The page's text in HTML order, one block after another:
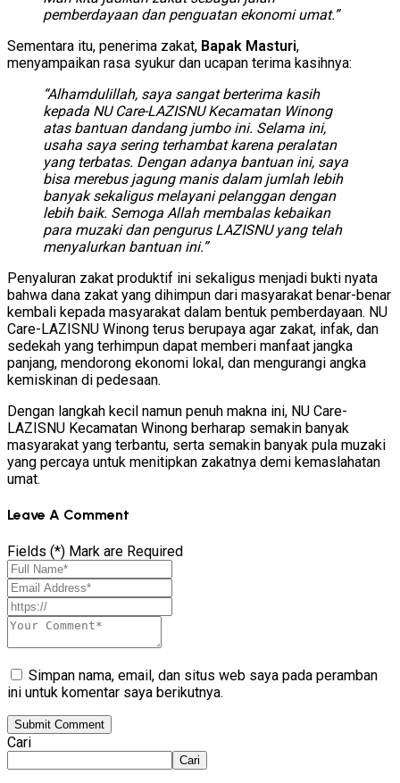
pemberdayaan dan penguatan ekonomi umat.”
Sementara itu, penerima zakat, Bapak Masturi,
menyampaikan rasa syukur dan ucapan terima kasihnya:
“Alhamdulillah, saya sangat berterima kasih
kepada NU Care-LAZISNU Kecamatan Winong
atas bantuan dandang jumbo ini. Selama ini,
usaha saya sering terhambat karena peralatan
yang terbatas. Dengan adanya bantuan ini, saya
bisa merebus jagung manis dalam jumlah lebih
banyak sekaligus melayani pelanggan dengan
lebih baik. Semoga Allah membalas kebaikan
para muzaki dan pengurus LAZISNU yang telah
menyalurkan bantuan ini.”
Penyaluran zakat produktif ini sekaligus menjadi bukti nyata
bahwa dana zakat yang dihimpun dari masyarakat benar-benar
kembali kepada masyarakat dalam bentuk pemberdayaan. NU
Care-LAZISNU Winong terus berupaya agar zakat, infak, dan
sedekah yang terhimpun dapat memberi manfaat jangka
panjang, mendorong ekonomi lokal, dan mengurangi angka
kemiskinan di pedesaan.
Dengan langkah kecil namun penuh makna ini, NU Care-
LAZISNU Kecamatan Winong berharap semakin banyak
masyarakat yang terbantu, serta semakin banyak pula muzaki
yang percaya untuk menitipkan zakatnya demi kemaslahatan
umat.
Leave A Comment
Fields (*) Mark are Required
Simpan nama, email, dan situs web saya pada peramban
ini untuk komentar saya berikutnya.
Submit Comment
Cari
Cari